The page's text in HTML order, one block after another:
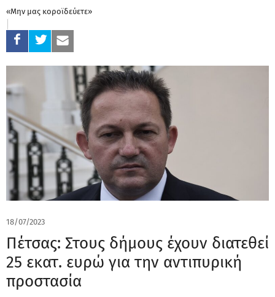
«Μην μας κοροϊδεύετε»
18/07/2023
Πέτσας: Στους δήμους έχουν διατεθεί
25 εκατ. ευρώ για την αντιπυρική
προστασία